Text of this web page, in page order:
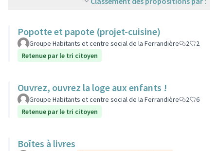
Popotte et papote (projet-cuisine)
Groupe Habitants et centre social de la Ferrandière 2
2
Retenue par le tri citoyen
Ouvrez, ouvrez la loge aux enfants !
Groupe Habitants et centre social de la Ferrandière 2
6
Retenue par le tri citoyen
Boîtes à livres